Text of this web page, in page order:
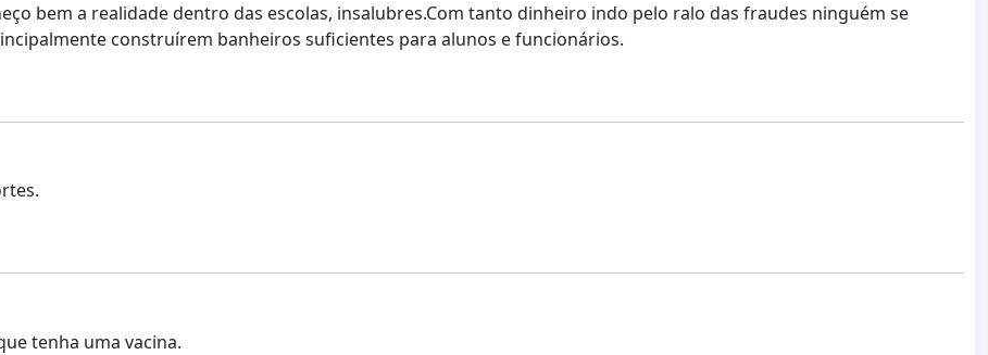
bem a realidade dentro das escolas, insalubres.Com tanto dinheiro indo pelo ralo das fraudes ninguém se
construírem banheiros suficientes para alunos e funcionários.
tenha uma vacina.